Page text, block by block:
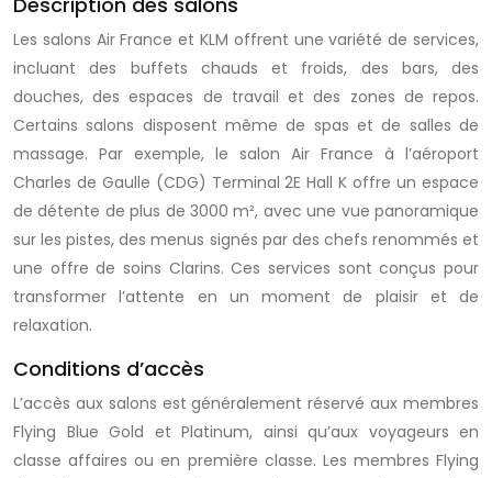
Les salons Air France et KLM offrent une variété de services,
incluant des buffets chauds et froids, des bars, des
douches, des espaces de travail et des zones de repos.
Certains salons disposent même de spas et de salles de
massage. Par exemple, le salon Air France à l’aéroport
Charles de Gaulle (CDG) Terminal 2E Hall K offre un espace
de détente de plus de 3000 m², avec une vue panoramique
sur les pistes, des menus signés par des chefs renommés et
une offre de soins Clarins. Ces services sont conçus pour
transformer l’attente en un moment de plaisir et de
relaxation.
Conditions d’accès
L’accès aux salons est généralement réservé aux membres
Flying Blue Gold et Platinum, ainsi qu’aux voyageurs en
classe affaires ou en première classe. Les membres Flying